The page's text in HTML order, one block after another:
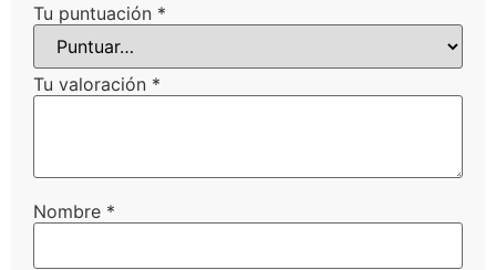
Tu puntuación *
Tu valoración *
Nombre *